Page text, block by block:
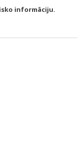
informāciju.